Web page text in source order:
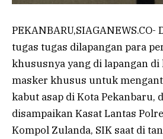
tugas tugas dilapangan para
khususnya yang di lapangan
masker khusus untuk
kabut asap di Kota Pekanbaru,
disampaikan Kasat Lantas
Kompol Zulanda, SIK saat di